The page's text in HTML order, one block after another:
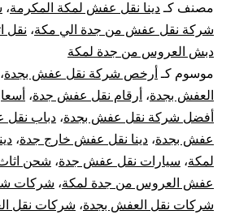
من
جدة
الي
مكة
مصنف كـ دينا نقل عفش لمكة المكرمة،
شركة نقل عفش من جدة الي مكة، نقل
دبش العروس من جدة لمكة
موسوم كـ أرخص شركة نقل عفش بجدة،
العفش بجدة، أرقام نقل عفش جدة،
أفضل شركة نقل عفش بجدة، دباب
عفش بجدة، دينا نقل عفش خارج جدة،
لمكة، سيارات نقل عفش جدة، شحن
عفش العروس من جدة لمكة، شركات
شركات نقل العفش بجدة، شركات نقل